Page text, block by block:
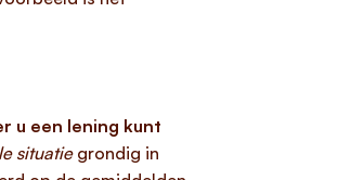
u een lening kunt
situatiegrondig in